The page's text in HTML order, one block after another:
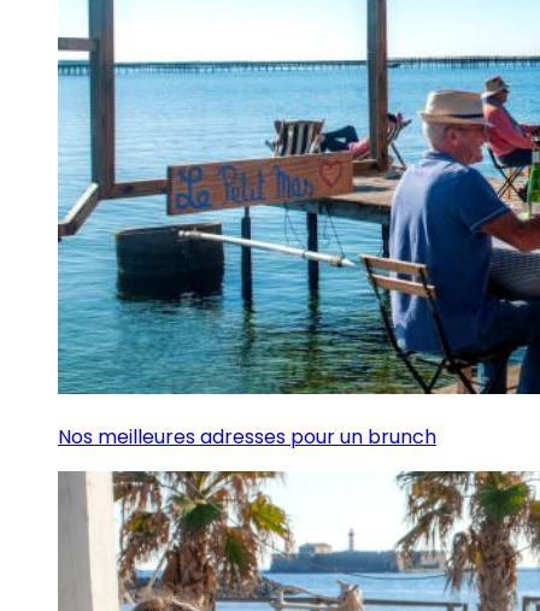
Nos meilleures adresses pour un brunch